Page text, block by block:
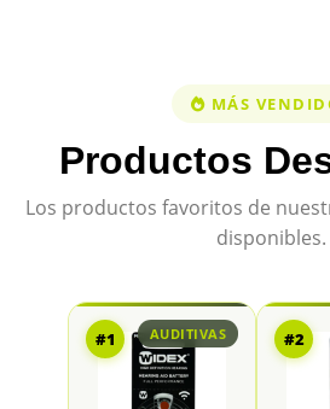
MÁS
Productos
Los productos favoritos de
disponibles.
#1 AUDITIVAS #2